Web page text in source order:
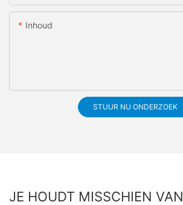
Inhoud
STUUR NU ONDERZOEK
JE HOUDT MISSCHIEN VAN